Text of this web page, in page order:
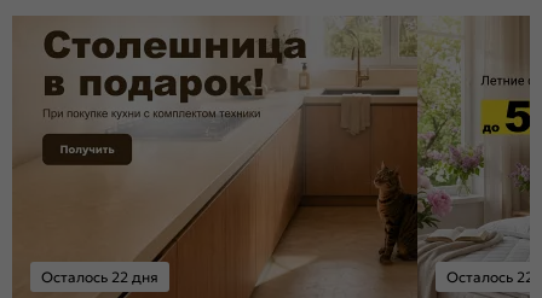
Осталось 22 дня Осталось 22